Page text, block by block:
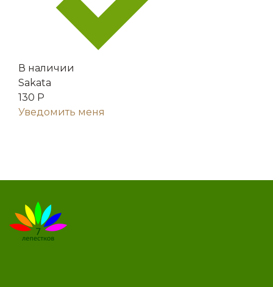
В наличии
Sakata
130 Р
Уведомить меня